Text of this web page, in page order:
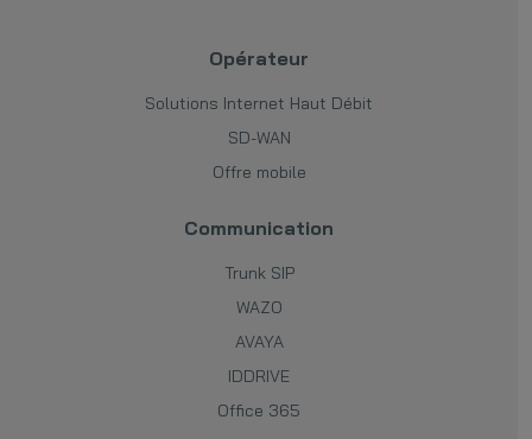
Opérateur
Solutions Internet Haut Débit
SD-WAN
Offre mobile
Communication
Trunk SIP
WAZO
AVAYA
IDDRIVE
Office 365